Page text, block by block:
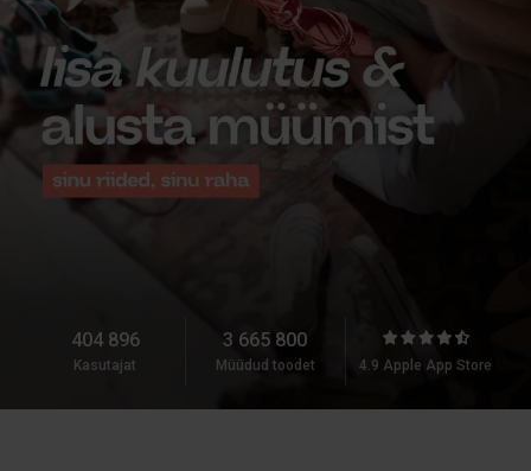
404 896
Kasutajat
3 665 800
Müüdud toodet 4.9 Apple App Store